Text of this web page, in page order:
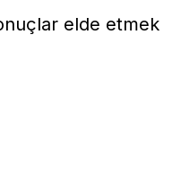
elde etmek